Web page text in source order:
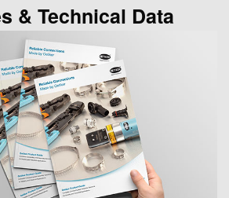
& Technical Data